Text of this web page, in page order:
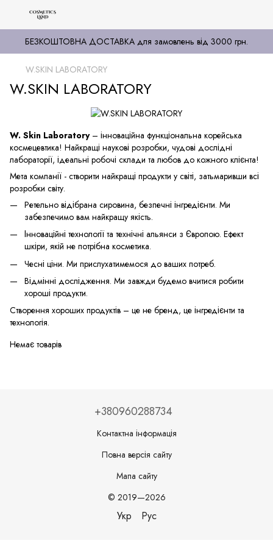
БЕЗКОШТОВНА ДОСТАВКА для замовлень від 3000 грн.
W.SKIN LABORATORY
W.SKIN LABORATORY
W. Skin Laboratory– інноваційна функціональна корейська
космецевтика! Найкращі наукові розробки, чудові дослідні
лабораторії, ідеальні робочі склади та любов до кожного клієнта!
Мета компанії - створити найкращі продукти у світі, затьмаривши всі
розробки світу.
Ретельно відібрана сировина, безпечні інгредієнти. Ми
забезпечимо вам найкращу якість.
Інноваційні технології та технічні альянси з Європою. Ефект
шкіри, якій не потрібна косметика.
Чесні ціни. Ми прислухатимемося до ваших потреб.
Відмінні дослідження. Ми завжди будемо вчитися робити
хороші продукти.
Створення хороших продуктів – це не бренд, це інгредієнти та
технологія.
Немає товарів
+380960288734
Контактна інформація
Повна версія сайту
Мапа сайту
© 2019—2026
Укр Рус